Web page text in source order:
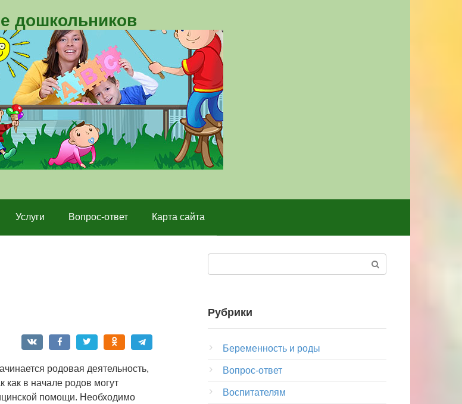
дошкольников
Услуги Вопрос-ответ Карта сайта
родовая деятельность,
как в начале родов могут
помощи. Необходимо
Рубрики
Беременность и роды
Вопрос-ответ
Воспитателям